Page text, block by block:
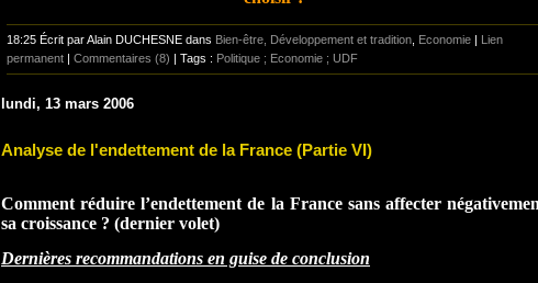
18:25 Écrit par Alain DUCHESNE dans Bien-être, Développement et tradition Economie | Lien
permanent | Commentaires (8) | Tags : Politique ; Economie ; UDF
lundi, 13 mars 2006
Analyse de l'endettement de la France (Partie VI)
Comment réduire l’endettement de la France sans affecter
sa croissance ? (dernier volet)
Dernières recommandations en guise de conclusion